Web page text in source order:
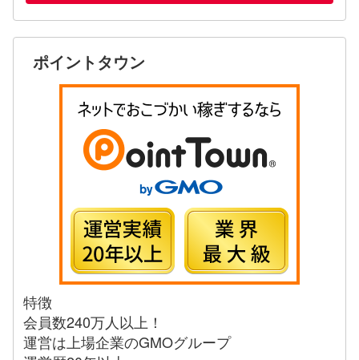
ポイントタウン
特徴
会員数240万人以上！
運営は上場企業のGMOグループ